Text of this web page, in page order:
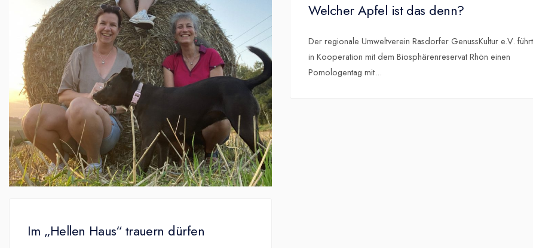
Welcher Apfel ist das denn?
Der regionale Umweltverein Rasdorfer GenussKultur e.V. führt
in Kooperation mit dem Biosphärenreservat Rhön einen
Pomologentag mit...
Im „Hellen Haus“ trauern dürfen